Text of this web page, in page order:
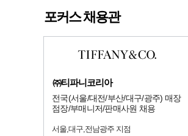
포커스 채용관
㈜티파니코리아
전국(서울/대전/부산/대구/광주) 매장
점장/부매니저/판매사원 채용
서울,대구,전남광주 지점